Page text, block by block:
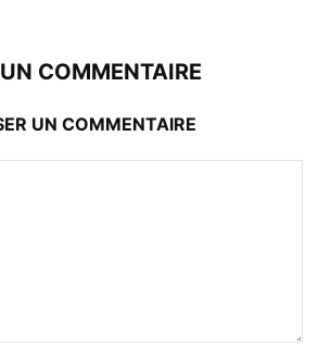
COMMENTAIRE
UN COMMENTAIRE